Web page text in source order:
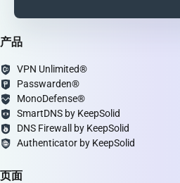
产品
VPN Unlimited®
Passwarden®
MonoDefense®
SmartDNS by KeepSolid
DNS Firewall by KeepSolid
Authenticator by KeepSolid
页面